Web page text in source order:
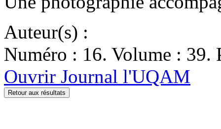
Auteur(s) :
Numéro : 16. Volume : 39.
Ouvrir Journal l'UQAM
Retour aux résultats